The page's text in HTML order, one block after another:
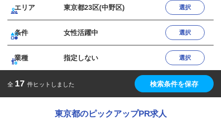
エリア 東京都23区(中野区) 選択
条件 女性活躍中 選択
業種 指定しない 選択
全 17 件ヒットしました 検索条件を保存
東京都のピックアップPR求人